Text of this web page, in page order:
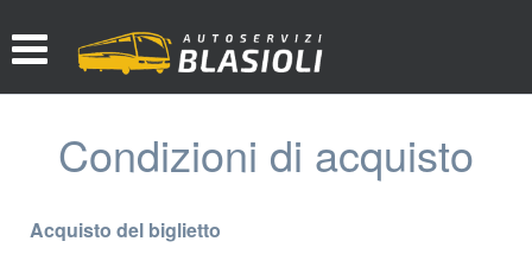
Condizioni di acquisto
Acquisto del biglietto